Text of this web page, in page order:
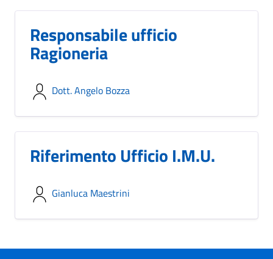
Responsabile ufficio
Ragioneria
Dott. Angelo Bozza
Riferimento Ufficio I.M.U.
Gianluca Maestrini